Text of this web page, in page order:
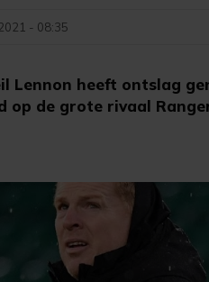
Lennon heeft ontslag
op de grote rivaal
- 08:35